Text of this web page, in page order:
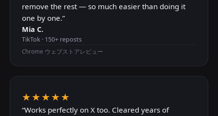
remove the rest — so much easier than doing it
one by one.”
Mia C.
TikTok · 150+ reposts
Chrome ウェブストアレビュー
★★★★★
“Works perfectly on X too. Cleared years of